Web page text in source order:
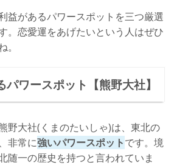
益があるパワースポットを三つ厳選
。恋愛運をあげたいという人はぜひ
ワースポット【熊野大社】
野大社(くまのたいしゃ)は、東北の
非常に強いパワースポットです。境
随一の歴史を持つと言われていま